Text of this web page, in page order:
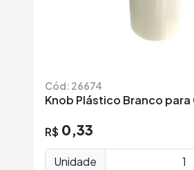
Cód: 26674
Knob Plástico Branco para
R$ 0,33
Unidade